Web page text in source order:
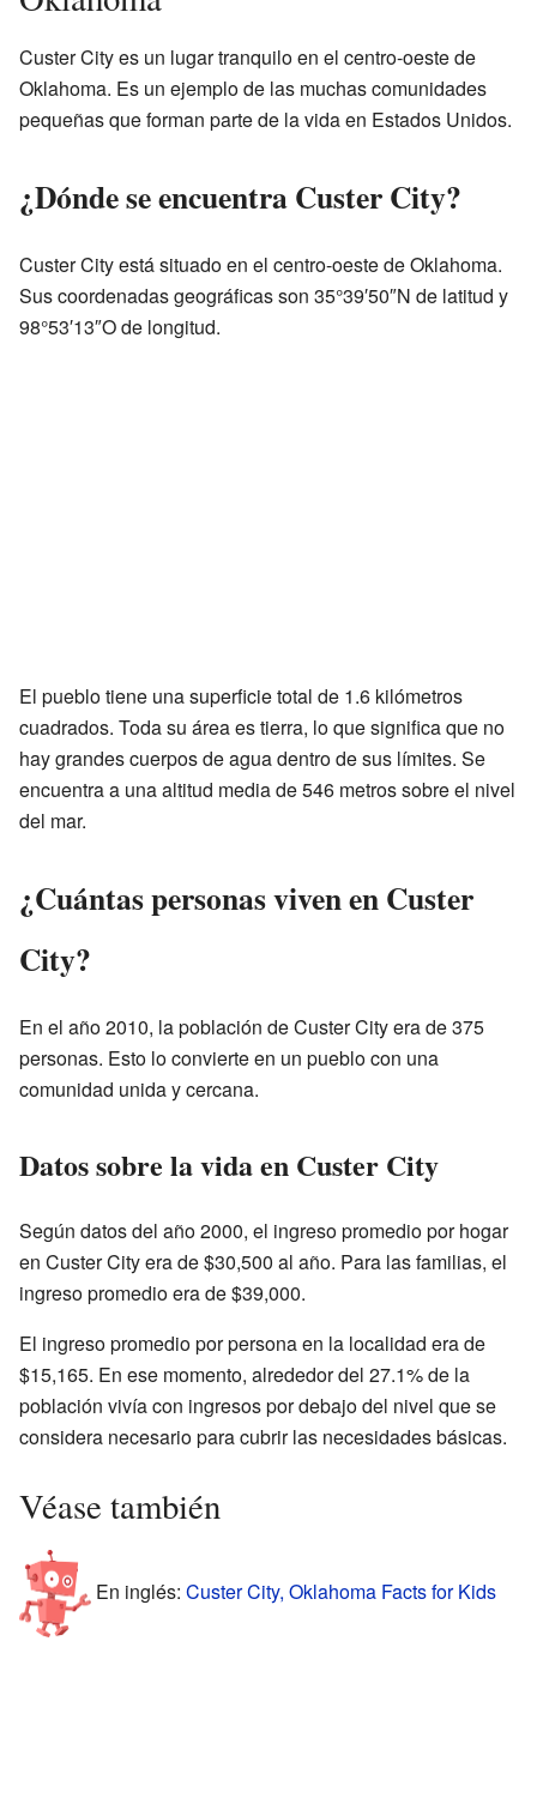
Custer City es un lugar tranquilo en el centro-oeste de
Oklahoma. Es un ejemplo de las muchas comunidades
pequeñas que forman parte de la vida en Estados Unidos.
¿Dónde se encuentra Custer City?
Custer City está situado en el centro-oeste de Oklahoma.
Sus coordenadas geográficas son 35°39′50″N de latitud y
98°53′13″O de longitud.
El pueblo tiene una superficie total de 1.6 kilómetros
cuadrados. Toda su área es tierra, lo que significa que no
hay grandes cuerpos de agua dentro de sus límites. Se
encuentra a una altitud media de 546 metros sobre el nivel
del mar.
¿Cuántas personas viven en Custer
City?
En el año 2010, la población de Custer City era de 375
personas. Esto lo convierte en un pueblo con una
comunidad unida y cercana.
Datos sobre la vida en Custer City
Según datos del año 2000, el ingreso promedio por hogar
en Custer City era de $30,500 al año. Para las familias, el
ingreso promedio era de $39,000.
El ingreso promedio por persona en la localidad era de
$15,165. En ese momento, alrededor del 27.1% de la
población vivía con ingresos por debajo del nivel que se
considera necesario para cubrir las necesidades básicas.
Véase también
En inglés: Custer City, Oklahoma Facts for Kids